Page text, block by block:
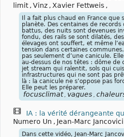
limit , Vinz , Xavier Fettweis ,
Il a fait plus chaud en France que
planète. Des centaines de
battus, des nuits sont devenues
fondu, des rails se sont dilatés,
élevages ont souffert, et même
tension dans certaines
pas seulement d’une canicule.
au-dessus de nos têtes : dôme de
jet stream qui ralentit, sols qui
infrastructures qui ne sont pas
là : la canicule ne s’oppose pas
Elle peut les préparer.
focusclimat vagues
IA : la vérité dérangeante
Numero Un , Jean-Marc Jancovici
Dans cette vidéo, Jean-Marc